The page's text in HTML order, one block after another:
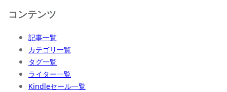
コンテンツ
記事一覧
カテゴリ一覧
タグ一覧
ライター一覧
Kindleセール一覧